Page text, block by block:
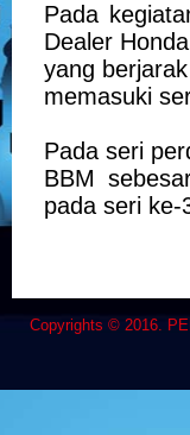
Pada
Dealer
yang
memasuki
Pada seri
BBM
pada seri
Copyrights © 2016.